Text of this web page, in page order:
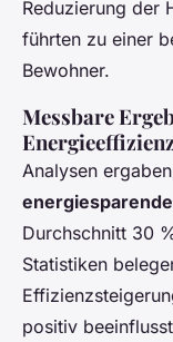
Reduzierung der
führten zu einer
Bewohner.
Messbare
Analysen
Durchschnitt 30
Statistiken
positiv